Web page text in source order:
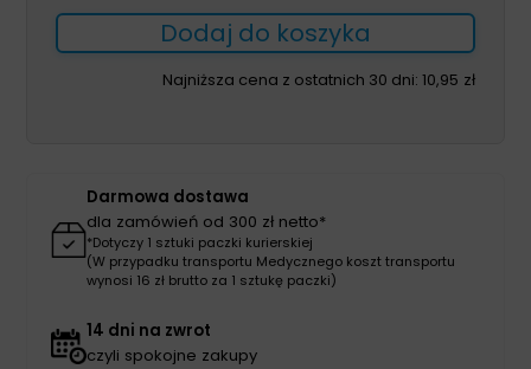
8cm*
5cm*
1cm
Dodaj do koszyka
Najniższa cena z ostatnich 30 dni: 10,95 zł
Darmowa dostawa
dla zamówień od 300 zł netto*
*Dotyczy 1 sztuki paczki kurierskiej
(W przypadku transportu Medycznego koszt transportu
wynosi 16 zł brutto za 1 sztukę paczki)
14 dni na zwrot
czyli spokojne zakupy